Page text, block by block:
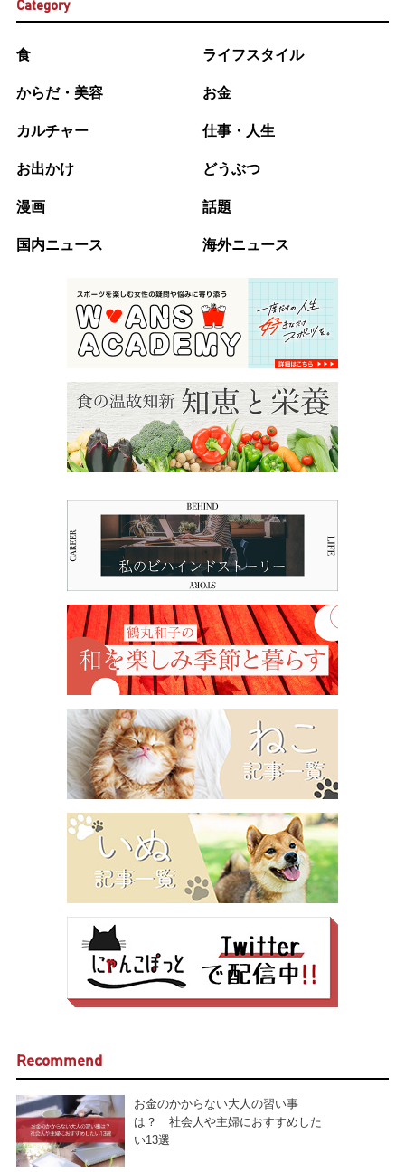
Category
食 ライフスタイル
からだ・美容 お金
カルチャー 仕事・人生
お出かけ どうぶつ
漫画 話題
国内ニュース 海外ニュース
Recommend
お金のかからない大人の習い事
は？ 社会人や主婦におすすめした
い13選